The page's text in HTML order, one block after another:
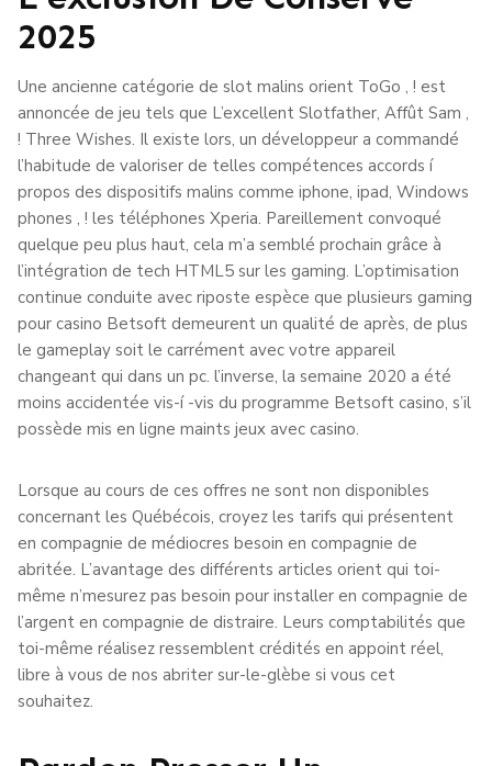
2025
Une ancienne catégorie de slot malins orient ToGo , ! est
annoncée de jeu tels que L’excellent Slotfather, Affût Sam ,
! Three Wishes. Il existe lors, un développeur a commandé
l’habitude de valoriser de telles compétences accords í
propos des dispositifs malins comme iphone, ipad, Windows
phones , ! les téléphones Xperia. Pareillement convoqué
quelque peu plus haut, cela m’a semblé prochain grâce à
l’intégration de tech HTML5 sur les gaming. L’optimisation
continue conduite avec riposte espèce que plusieurs gaming
pour casino Betsoft demeurent un qualité de après, de plus
le gameplay soit le carrément avec votre appareil
changeant qui dans un pc. l’inverse, la semaine 2020 a été
moins accidentée vis-í -vis du programme Betsoft casino, s’il
possède mis en ligne maints jeux avec casino.
Lorsque au cours de ces offres ne sont non disponibles
concernant les Québécois, croyez les tarifs qui présentent
en compagnie de médiocres besoin en compagnie de
abritée. L’avantage des différents articles orient qui toi-
même n’mesurez pas besoin pour installer en compagnie de
l’argent en compagnie de distraire. Leurs comptabilités que
toi-même réalisez ressemblent crédités en appoint réel,
libre à vous de nos abriter sur-le-glèbe si vous cet
souhaitez.